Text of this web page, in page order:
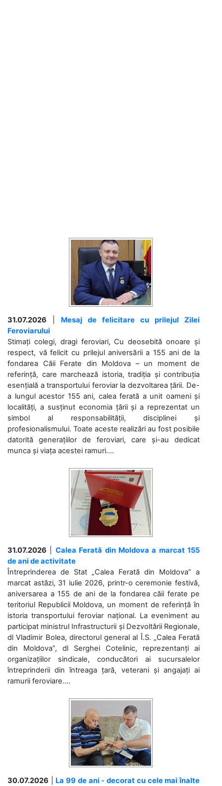
31.07.2026
Mesaj de felicitare cu prilejul Zilei
Feroviarului
Stimați colegi, dragi feroviari, Cu deosebită onoare și
respect, vă felicit cu prilejul aniversării a 155 ani de la
fondarea Căii Ferate din Moldova – un moment de
referință, care marchează istoria, tradiția și contribuția
esențială a transportului feroviar la dezvoltarea țării. De-
a lungul acestor 155 ani, calea ferată a unit oameni și
localități, a susținut economia țării și a reprezentat un
simbol al responsabilității, disciplinei și
profesionalismului. Toate aceste realizări au fost posibile
datorită generațiilor de feroviari, care și-au dedicat
munca și viața acestei ramuri....
31.07.2026
Calea Ferată din Moldova a marcat 155
de ani de activitate
Întreprinderea de Stat „Calea Ferată din Moldova” a
marcat astăzi, 31 iulie 2026, printr-o ceremonie festivă,
aniversarea a 155 de ani de la fondarea căii ferate pe
teritoriul Republicii Moldova, un moment de referință în
istoria transportului feroviar național. La eveniment au
participat ministrul Infrastructurii și Dezvoltării Regionale,
dl Vladimir Bolea, directorul general al Î.S. „Calea Ferată
din Moldova”, dl Serghei Cotelinic, reprezentanți ai
organizațiilor sindicale, conducători ai sucursalelor
întreprinderii din întreaga țară, veterani și angajați ai
ramurii feroviare....
30.07.2026
La 99 de ani - decorat cu cele mai înalte